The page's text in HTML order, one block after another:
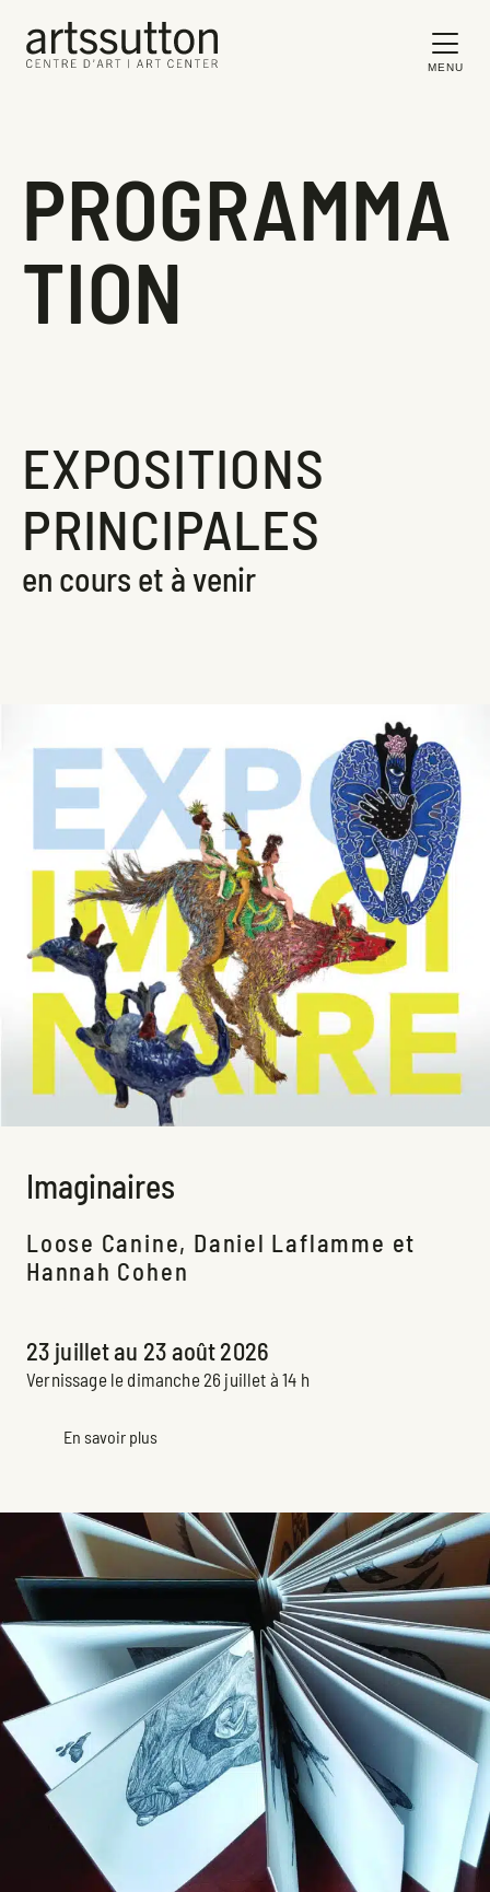
MENU
PROGRAMMA
TION
EXPOSITIONS
PRINCIPALES
en cours et à venir
Imaginaires
Loose Canine, Daniel Laflamme et
Hannah Cohen
23 juillet au 23 août 2026
Vernissage le dimanche 26 juillet à 14 h
En savoir plus